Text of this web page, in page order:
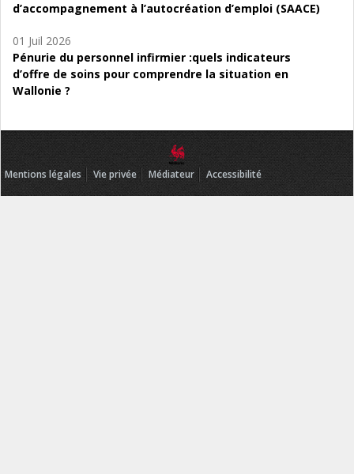
d’accompagnement à l’autocréation d’emploi (SAACE)
01 Juil 2026
Pénurie du personnel infirmier :quels indicateurs
d’offre de soins pour comprendre la situation en
Wallonie ?
Mentions légales Vie privée Médiateur Accessibilité